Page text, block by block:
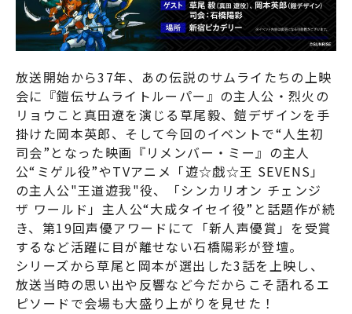
放送開始から37年、あの伝説のサムライたちの上映
会に『鎧伝サムライトルーパー』の主人公・烈火の
リョウこと真田遼を演じる草尾毅、鎧デザインを手
掛けた岡本英郎、そして今回のイベントで“人生初
司会”となった映画『リメンバー・ミー』の主人
公“ミゲル役”やTVアニメ「遊☆戯☆王 SEVENS」
の主人公"王道遊我"役、「シンカリオン チェンジ
ザ ワールド」主人公“大成タイセイ役”と話題作が続
き、第19回声優アワードにて「新人声優賞」を受賞
するなど活躍に目が離せない石橋陽彩が登壇。
シリーズから草尾と岡本が選出した3話を上映し、
放送当時の思い出や反響など今だからこそ語れるエ
ピソードで会場も大盛り上がりを見せた！